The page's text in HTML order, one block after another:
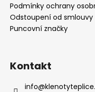
Podmínky ochrany
Odstoupení od smlouvy
Puncovní značky
Kontakt
info@